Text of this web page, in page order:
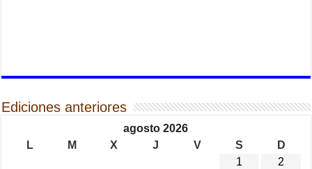
Ediciones anteriores
agosto 2026
L
M X J V S
D
1
2